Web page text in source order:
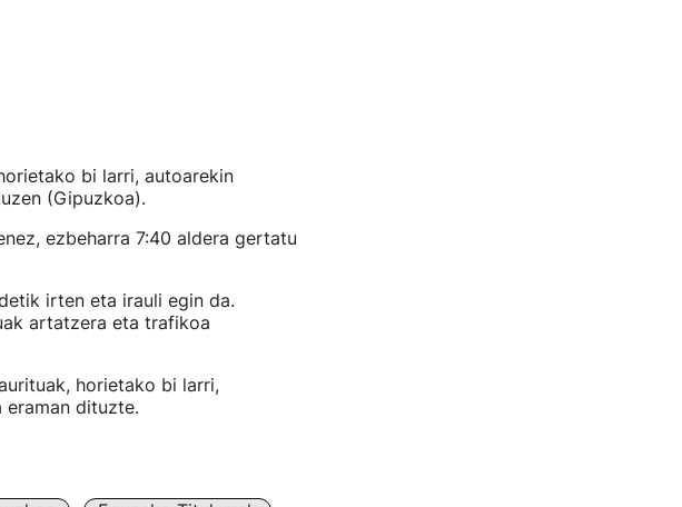
bi larri, autoarekin
(Gipuzkoa).
ezbeharra 7:40 aldera gertatu
irten eta irauli egin da.
artatzera eta trafikoa
horietako bi larri,
dituzte.